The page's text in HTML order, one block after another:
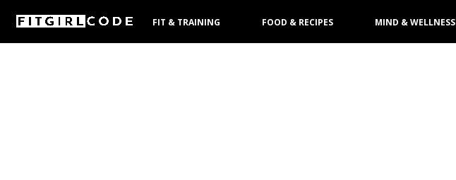
FIT & TRAINING FOOD & RECIPES MIND & WELLNESS